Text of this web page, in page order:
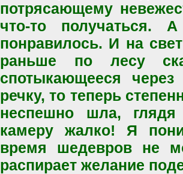
потрясающему
что-то получаться.
понравилось. И на
раньше по лесу
спотыкающееся
речку, то теперь
неспешно шла,
камеру жалко! Я
время шедевров не
распирает желание